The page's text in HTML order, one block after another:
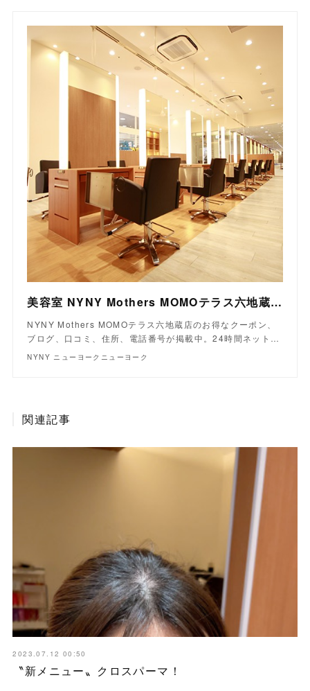
美容室 NYNY Mothers MOMOテラス六地蔵店｜ヘアサロン・美容院｜ニューヨークニューヨーク
NYNY Mothers MOMOテラス六地蔵店のお得なクーポン、
ブログ、口コミ、住所、電話番号が掲載中。24時間ネット…
NYNY ニューヨークニューヨーク
関連記事
2023.07.12 00:50
〝新メニュー〟クロスパーマ！